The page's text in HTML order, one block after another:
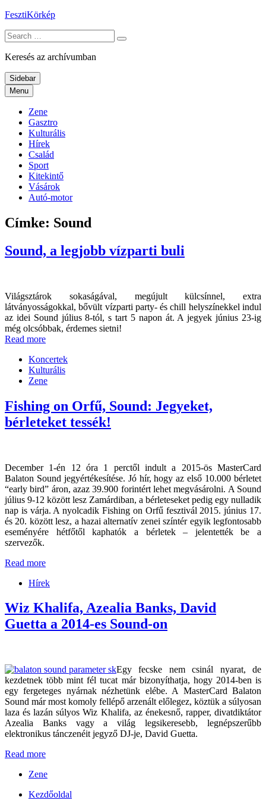
Skip
content
FesztiKörkép
Search
for:
Keresés az archívumban
Sidebar
Menu
Zene
Gasztro
Kulturális
Hírek
Család
Sport
Kitekintő
Vásárok
Autó-motor
Címke: Sound
Sound, a legjobb vízparti buli
Világsztárok sokaságával, megújult külcsínnel, extra
látványosságokkal, bővült vízparti party- és chill helyszínekkel indul
az idei Sound július 8-tól, s tart 5 napon át. A jegyek június 23-ig
még olcsóbbak, érdemes sietni!
Read more
Koncertek
Kulturális
Zene
Fishing on Orfű, Sound: Jegyeket,
bérleteket tessék!
December 1-én 12 óra 1 perctől indult a 2015-ös MasterCard
Balaton Sound jegyértékesítése. Jó hír, hogy az első 10.000 bérletet
“early bird” áron, azaz 39.900 forintért lehet megvásárolni. A Sound
július 9-12 között lesz Zamárdiban, a bérleteseket pedig egy nulladik
nap is várja. A nyolcadik Fishing on Orfű fesztivál 2015. június 17.
és 20. között lesz, a hazai alternatív zenei színtér egyik legfontosabb
eseményére hétfőtől kaphatók a bérletek – jelentették be a
szervezők.
Read more
Hírek
Wiz Khalifa, Azealia Banks, David
Guetta a 2014-es Sound-on
Egy fecske nem csinál nyarat, de
kezdetnek több mint fél tucat már bizonyíthatja, hogy 2014-ben is
egy fergeteges nyárnak nézhetünk elébe. A MasterCard Balaton
Sound már most komoly fellépő arzenált előlegez, köztük a súlyosan
laza és lazán súlyos Wiz Khalifa, az énekesnő, rapper, divatdiktátor
Azealia Banks vagy a világ legsikeresebb, legnépszerűbb
elektronikus tánczenéit jegyző DJ-je, David Guetta.
Read more
Zene
Kezdőoldal